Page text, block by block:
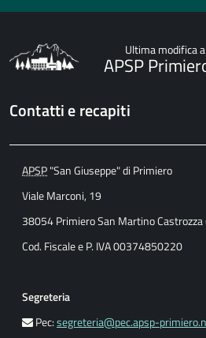
Ultima modifica
APSP
Contatti e recapiti
APSP"San Giuseppe" di Primiero
Viale Marconi, 19
38054 Primiero San Martino Castrozza
Cod. Fiscale e P. IVA 00374850220
Segreteria
Pec:segreteria@pec.apsp-